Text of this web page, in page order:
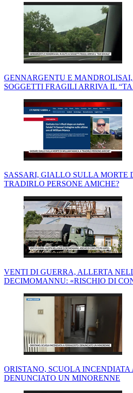
GENNARGENTU E
SOGGETTI FRAGILI ARRIVA IL
SASSARI, GIALLO SULLA
TRADIRLO PERSONE AMICHE?
VENTI DI GUERRA, ALLERTA
DECIMOMANNU: «RISCHIO DI
ORISTANO, SCUOLA INCENDIATA
DENUNCIATO UN MINORENNE